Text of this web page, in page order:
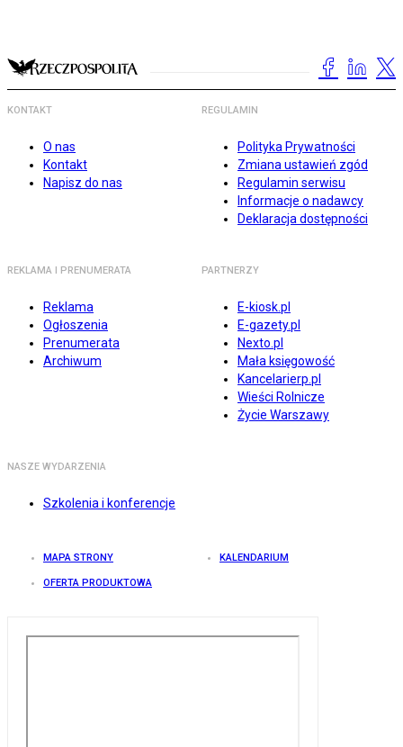
KONTAKT
O nas
Kontakt
Napisz do nas
REGULAMIN
Polityka Prywatności
Zmiana ustawień zgód
Regulamin serwisu
Informacje o nadawcy
Deklaracja dostępności
REKLAMA I PRENUMERATA
Reklama
Ogłoszenia
Prenumerata
Archiwum
PARTNERZY
E-kiosk.pl
E-gazety.pl
Nexto.pl
Mała księgowość
Kancelarierp.pl
Wieści Rolnicze
Życie Warszawy
NASZE WYDARZENIA
Szkolenia i konferencje
MAPA STRONY KALENDARIUM
OFERTA PRODUKTOWA